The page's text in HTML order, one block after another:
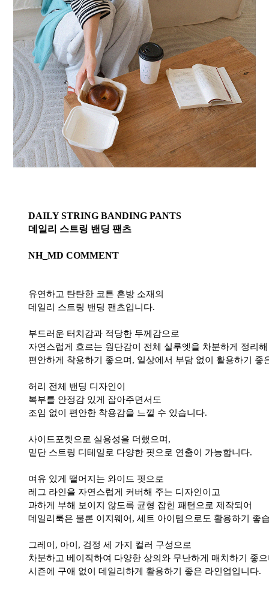
DAILY STRING BANDING PANTS
데일리 스트링 밴딩 팬츠
NH_MD COMMENT
유연하고 탄탄한 코튼 혼방 소재의
데일리 스트링 밴딩 팬츠입니다.
부드러운 터치감과 적당한 두께감으로
자연스럽게 흐르는 원단감이 전체 실루엣을 차분하게 정리
편안하게 착용하기 좋으며, 일상에서 부담 없이 활용하기 좋
허리 전체 밴딩 디자인이
복부를 안정감 있게 잡아주면서도
조임 없이 편안한 착용감을 느낄 수 있습니다.
사이드포켓으로 실용성을 더했으며,
밑단 스트링 디테일로 다양한 핏으로 연출이 가능합니다.
여유 있게 떨어지는 와이드 핏으로
레그 라인을 자연스럽게 커버해 주는 디자인이고
과하게 부해 보이지 않도록 균형 잡힌 패턴으로 제작되어
데일리룩은 물론 이지웨어, 세트 아이템으로도 활용하기 좋
그레이, 아이, 검정 세 가지 컬러 구성으로
차분하고 베이직하여 다양한 상의와 무난하게 매치하기 좋
시즌에 구애 없이 데일리하게 활용하기 좋은 라인업입니다.